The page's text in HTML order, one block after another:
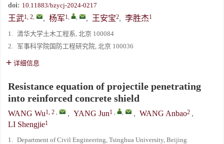
doi: 10.11883/bzycj-2024-0217
王武1, 2, , 杨军1, , , 王安宝2, 李胜杰1
1. 清华大学土木工程系, 北京 100084
2. 军事科学院国防工程研究院, 北京 100036
详细信息
Resistance equation of projectile penetrating
into reinforced concrete shield
WANG Wu1, 2 , , YANG Jun1 , , , WANG Anbao2 ,
LI Shengjie1
1. Department of Civil Engineering, Tsinghua University, Beijing